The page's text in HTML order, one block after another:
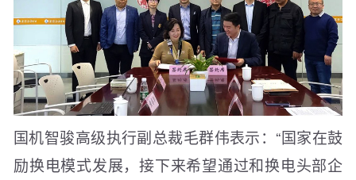
国机智骏高级执行副总裁毛群伟表示：“国家在鼓
励换电模式发展，接下来希望通过和换电头部企